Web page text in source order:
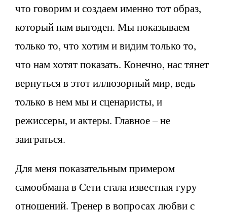
что говорим и создаем именно тот образ,
который нам выгоден. Мы показываем
только то, что хотим и видим только то,
что нам хотят показать. Конечно, нас тянет
вернуться в этот иллюзорный мир, ведь
только в нем мы и сценаристы, и
режиссеры, и актеры. Главное – не
заиграться.
Для меня показательным примером
самообмана в Сети стала известная гуру
отношений. Тренер в вопросах любви с